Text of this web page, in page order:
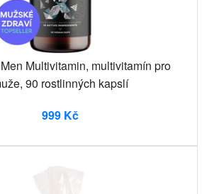
Multivitamin, multivitamín pro
90 rostlinných kapslí
999 Kč